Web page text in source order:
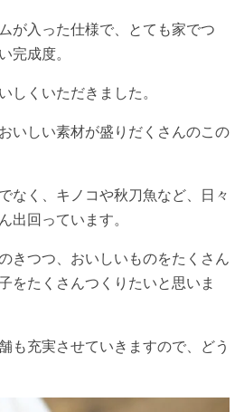
が入った仕様で、とても家でつ
完成度。
しくいただきました。
いしい素材が盛りだくさんのこの
なく、キノコや秋刀魚など、日々
出回っています。
きつつ、おいしいものをたくさん
をたくさんつくりたいと思いま
も充実させていきますので、どう